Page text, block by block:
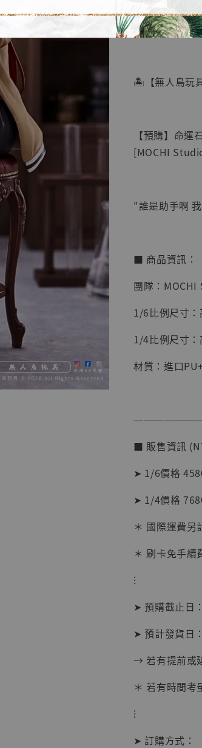
【店
系列
NT$
NT$
系列
克達
NT$
加
🏝【無人島玩具
【預購】命
[MOCHI
"誰是助手啊
■ 商品資訊：
團隊：
1/6比例尺寸
1/4比例尺寸
材質：進口
■ 販售資訊
➤ 1/6價格
➤ 1/4價格
＊ 國際運費另
＊ 刷卡免手續
⁝
➤ 預購截止日
➤ 預計發貨日
→ 若有提前或
＊ 若有時間考
⁝
➤ 訂購方式：